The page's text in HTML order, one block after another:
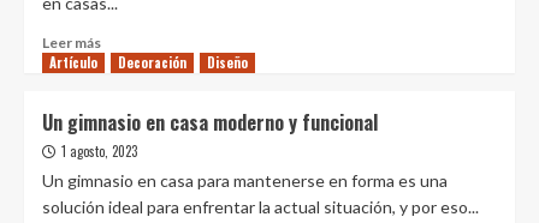
Leer más
más
de
madera
Artículo Decoración Diseño
Un gimnasio en casa moderno y funcional
1 agosto, 2023
Un gimnasio en casa para mantenerse en forma es una
solución ideal para enfrentar la actual situación, y por eso...